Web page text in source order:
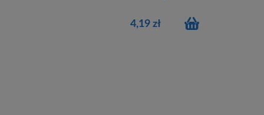
4,19 zł